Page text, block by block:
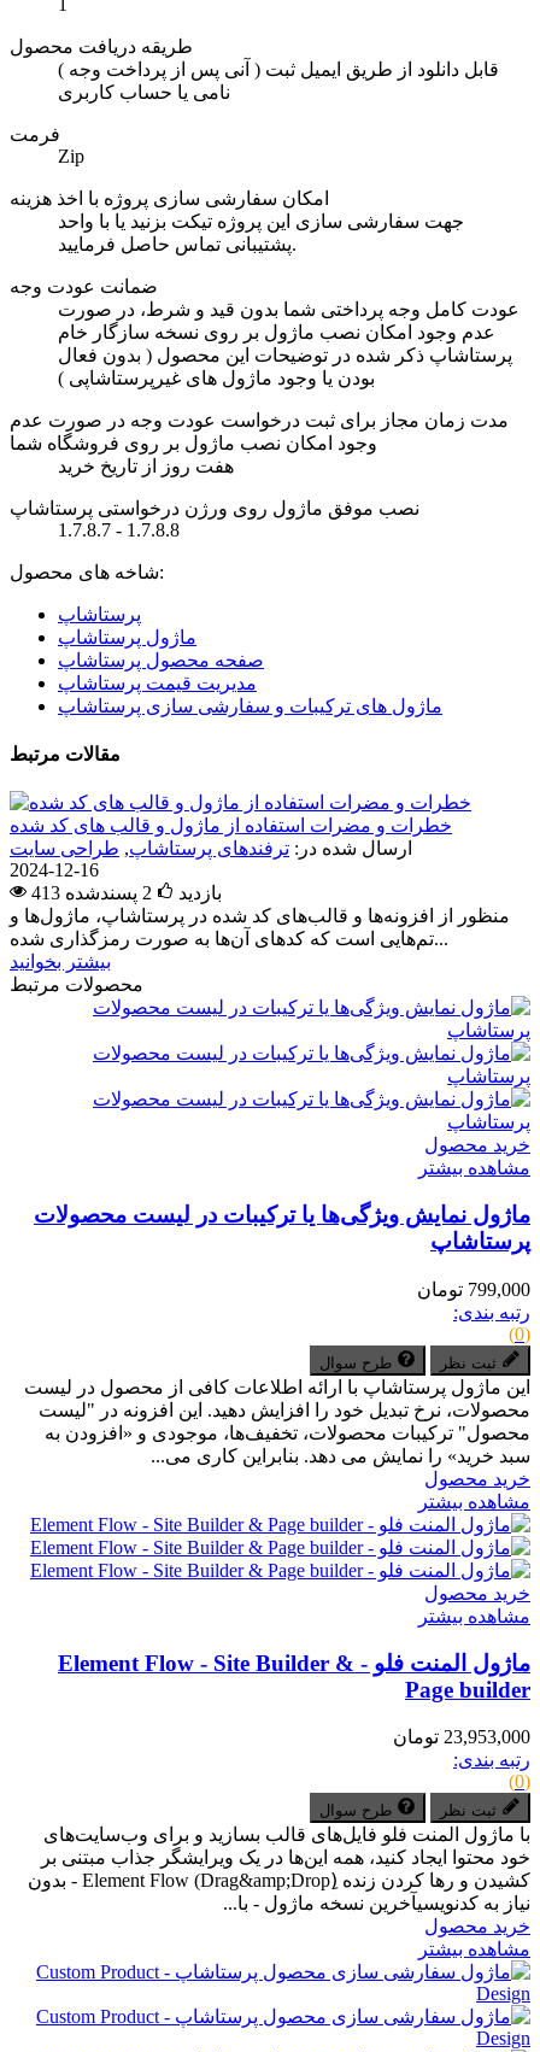
طریقه دریافت محصول
( آنی پس از پرداخت وجه ) قابل دانلود از طریق ایمیل ثبت
نامی یا حساب کاربری
فرمت
Zip
امکان سفارشی سازی پروژه با اخذ هزینه
جهت سفارشی سازی این پروژه تیکت بزنید یا با واحد
پشتیبانی تماس حاصل فرمایید.
ضمانت عودت وجه
عودت کامل وجه پرداختی شما بدون قید و شرط، در صورت
عدم وجود امکان نصب ماژول بر روی نسخه سازگار خام
پرستاشاپ ذکر شده در توضیحات این محصول ( بدون فعال
بودن یا وجود ماژول های غیرپرستاشاپی )
مدت زمان مجاز برای ثبت درخواست عودت وجه در صورت عدم
وجود امکان نصب ماژول بر روی فروشگاه شما
هفت روز از تاریخ خرید
نصب موفق ماژول روی ورژن درخواستی پرستاشاپ
1.7.8.7 - 1.7.8.8
شاخه های محصول:
پرستاشاپ
ماژول پرستاشاپ
صفحه محصول پرستاشاپ
مدیریت قیمت پرستاشاپ
ماژول های ترکیبات و سفارشی سازی پرستاشاپ
مقالات مرتبط
خطرات و مضرات استفاده از ماژول و قالب های کد شده
ارسال شده در: ترفندهای پرستاشاپ, طراحی سایت
2024-12-16
413 بازدید
2 پسندشده
منظور از افزونه‌ها و قالب‌های کد شده در پرستاشاپ، ماژول‌ها و
تم‌هایی است که کدهای آن‌ها به صورت رمزگذاری شده...
بیشتر بخوانید
محصولات مرتبط
خرید محصول
مشاهده بیشتر
ماژول نمایش ویژگی‌ها یا ترکیبات در لیست محصولات
پرستاشاپ
799,000 تومان
رتبه بندی:
(0)
ثبت نظر طرح سوال
این ماژول پرستاشاپ با ارائه اطلاعات کافی از محصول در لیست
محصولات، نرخ تبدیل خود را افزایش دهید. این افزونه در "لیست
محصول" ترکیبات محصولات، تخفیف‌ها، موجودی و «افزودن به
سبد خرید» را نمایش می دهد. بنابراین کاری می...
خرید محصول
مشاهده بیشتر
خرید محصول
مشاهده بیشتر
ماژول المنت فلو - Element Flow - Site Builder &
Page builder
23,953,000 تومان
رتبه بندی:
(0)
ثبت نظر طرح سوال
با ماژول المنت فلو فایل‌های قالب بسازید و برای وب‌سایت‌های
خود محتوا ایجاد کنید، همه این‌ها در یک ویرایشگر جذاب مبتنی بر
کشیدن و رها کردن زنده (ِDrag&amp;Drop) Element Flow - بدون
نیاز به کدنویسیآخرین نسخه ماژول - با...
خرید محصول
مشاهده بیشتر